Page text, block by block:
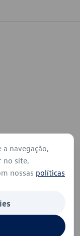
navegação,
no site,
nossas políticas